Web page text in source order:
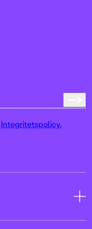
Integritetspolicy.